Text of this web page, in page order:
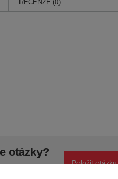
RECENZE (0)
otázky?
dotazy a
Položit otázku